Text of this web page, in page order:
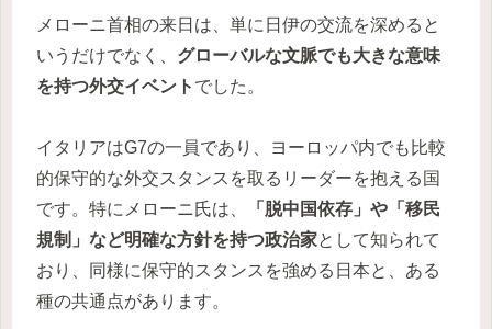
メローニ首相の来日は、単に日伊の交流を深めると
いうだけでなく、 グローバルな文脈でも大きな意味
を持つ外交イベント でした。
イタリアはG7の一員であり、ヨーロッパ内でも比較
的保守的な外交スタンスを取るリーダーを抱える国
です。特にメローニ氏は、
「脱中国依存」や「移民
規制」など明確な方針を持つ政治家として知られて
おり、同様に保守的スタンスを強める日本と、ある
種の共通点があります。